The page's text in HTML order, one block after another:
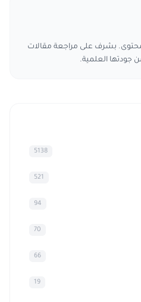
بشرف على مراجعة مقالات
جودتها العلمية.
5138
521
94
70
66
19